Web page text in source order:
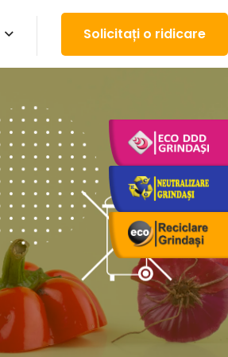
Solicitați o ridicare